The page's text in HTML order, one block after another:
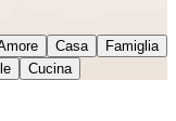
Casa
Famiglia
Cucina